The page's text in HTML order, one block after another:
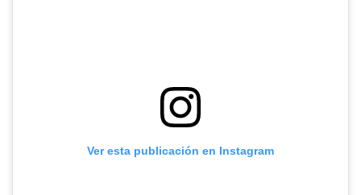
Ver esta publicación en Instagram